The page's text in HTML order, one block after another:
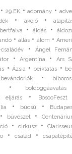
• 29.EK•adomány •
• akció•
•áldás •
•állás • álom •
•
Ángel
•Argentína •
Ars
• Ázsia • beiktatás •
bevándorlók• bíboros
• boldoggáavatás
eljárás • BoscoFeszt
• búcsú •
bűvészet•
• cirkusz•
• család •